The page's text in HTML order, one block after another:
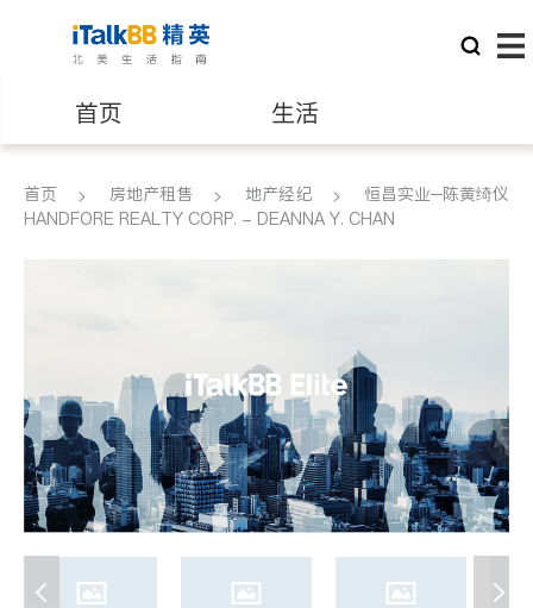
首页 生活
医生 律师
养老 非盈利组织
首页 房地产租售 地产经纪
恒昌实业─陈黄绮仪
HANDFORE REALTY CORP. - DEANNA Y. CHAN